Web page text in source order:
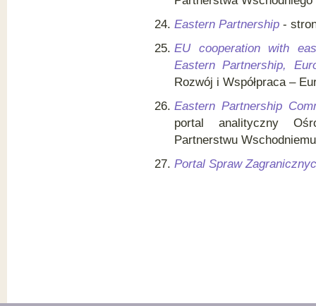
Eastern Partnership -
EU cooperation with
Eastern Partnership,
Rozwój i Współpraca –
Eastern Partnership
portal analityczny
Partnerstwu Wschodniemu
Portal Spraw